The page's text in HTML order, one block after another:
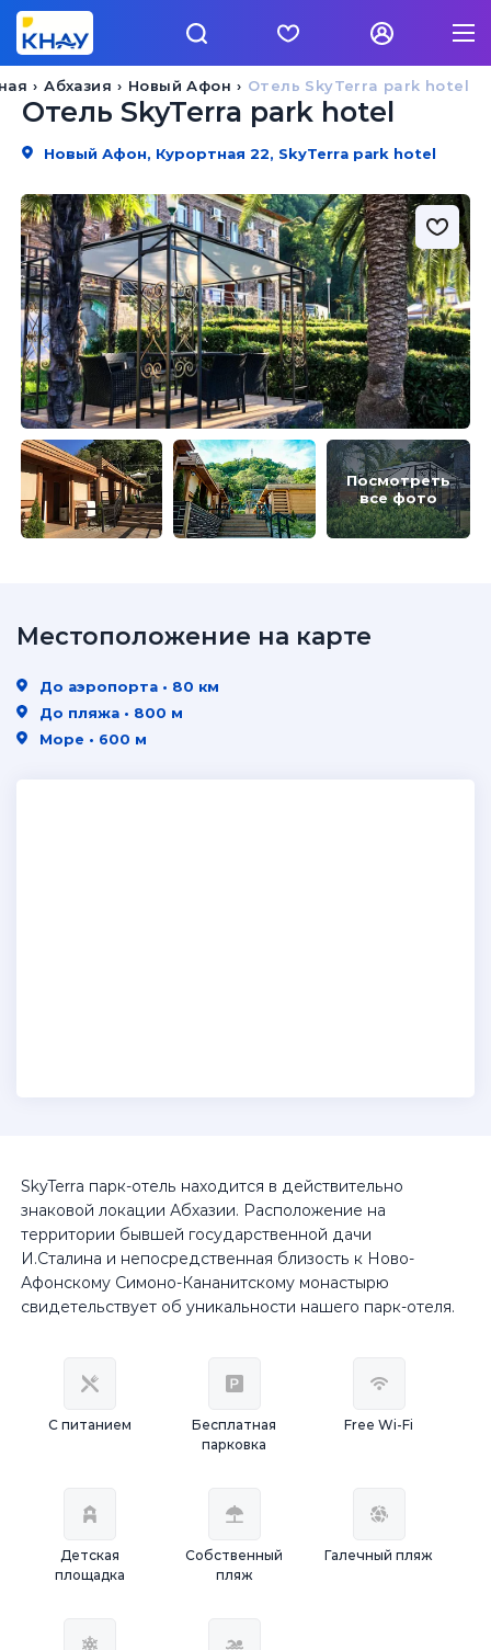
Отель SkyTerra park hotel
Новый Афон
Абхазия
Отель SkyTerra park hotel
Новый Афон, Курортная 22, SkyTerra park hotel
Посмотреть
все фото
SkyTerra парк-отель находится в действительно
знаковой локации Абхазии. Расположение на
территории бывшей государственной дачи
И.Сталина и непосредственная близость к Ново-
Афонскому Симоно-Кананитскому монастырю
свидетельствует об уникальности нашего парк-отеля.
С питанием
Бесплатная
парковка
Free Wi-Fi
Детская
площадка
Собственный
пляж
Галечный пляж
Местоположение на карте
До аэропорта • 80 км
До пляжа • 800 м
Море • 600 м